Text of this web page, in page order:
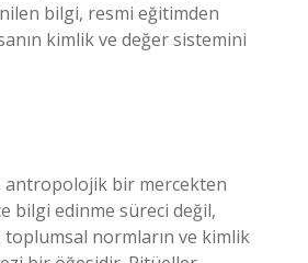
bilgi, resmi eğitimden
kimlik ve değer sistemini
antropolojik bir mercekten
bilgi edinme süreci değil,
normların ve kimlik